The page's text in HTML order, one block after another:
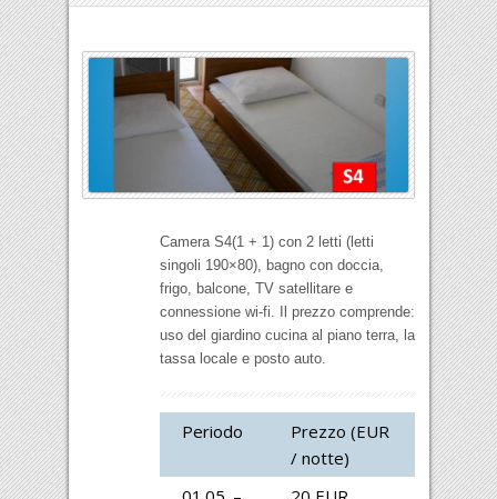
Camera S4(1 + 1) con 2 letti (letti
singoli 190×80), bagno con doccia,
frigo, balcone, TV satellitare e
connessione wi-fi. Il prezzo comprende:
uso del giardino cucina al piano terra, la
tassa locale e posto auto.
Periodo
Prezzo (EUR
/ notte)